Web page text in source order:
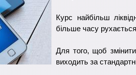
Курс найбільш
більше часу
Для того, щоб
виходить за